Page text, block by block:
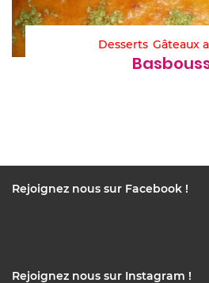
Desserts Gâteaux
Rejoignez nous sur Facebook !
Rejoignez nous sur Instagram !